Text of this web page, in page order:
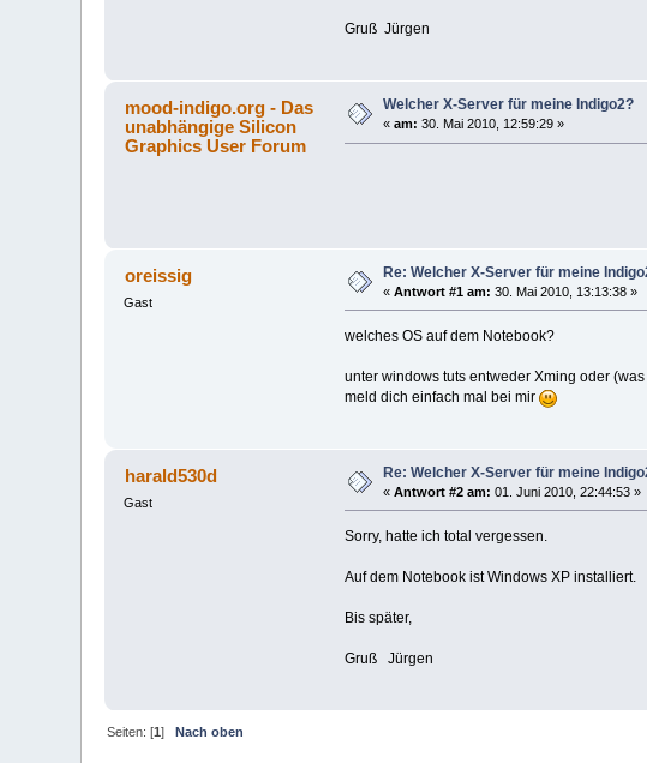
Gruß Jürgen
mood-indigo.org - Das
unabhängige Silicon
Graphics User Forum
Welcher X-Server für meine Indigo2?
«am: 30. Mai 2010, 12:59:29 »
oreissig
Gast
Re: Welcher X-Server für meine
«Antwort #1 am: 30. Mai 2010, 13:13:38 »
welches OS auf dem Notebook?
unter windows tuts entweder Xming oder
meld dich einfach mal bei mir
harald530d
Gast
Re: Welcher X-Server für meine
«Antwort #2 am: 01. Juni 2010, 22:44:53 »
Sorry, hatte ich total vergessen.
Auf dem Notebook ist Windows XP installiert.
Bis später,
Gruß Jürgen
Seiten: [1]Nach oben